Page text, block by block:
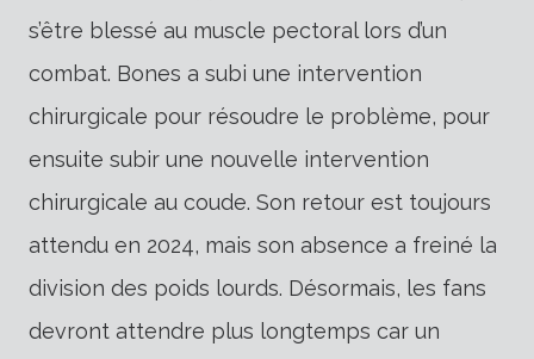
s’être blessé au muscle pectoral lors d’un
combat. Bones a subi une intervention
chirurgicale pour résoudre le problème, pour
ensuite subir une nouvelle intervention
chirurgicale au coude. Son retour est toujours
attendu en 2024, mais son absence a freiné la
division des poids lourds. Désormais, les fans
devront attendre plus longtemps car un